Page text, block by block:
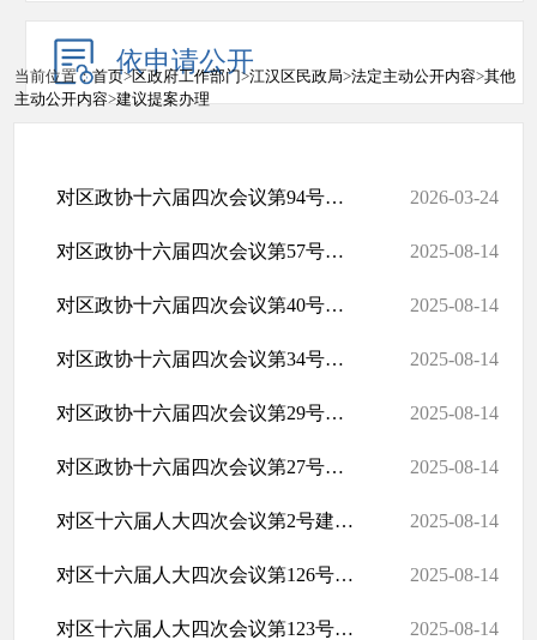
依申请公开
当前位置：首页>区政府工作部门>江汉区民政局>法定主动公开内容>其他
主动公开内容>建议提案办理
对区政协十六届四次会议第94号提案的答复 2026-03-24
对区政协十六届四次会议第57号提案的答复 2025-08-14
对区政协十六届四次会议第40号提案的答复 2025-08-14
对区政协十六届四次会议第34号提案的答复 2025-08-14
对区政协十六届四次会议第29号提案的答复 2025-08-14
对区政协十六届四次会议第27号提案的答复 2025-08-14
对区十六届人大四次会议第2号建议的答复 2025-08-14
对区十六届人大四次会议第126号建议的答复 2025-08-14
对区十六届人大四次会议第123号建议的答复 2025-08-14